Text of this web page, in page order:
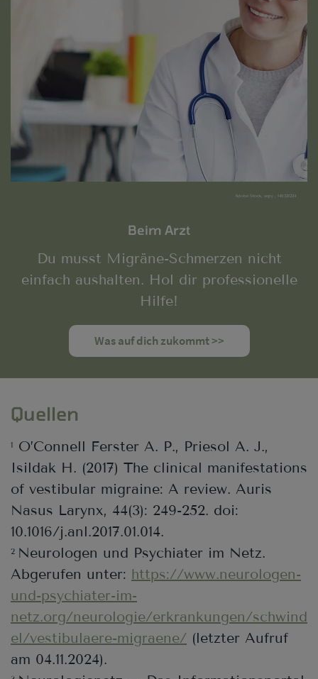
Adobe Stock, sepy , 140321224
Beim Arzt
Du musst Migräne-Schmerzen nicht
einfach aushalten. Hol dir professionelle
Hilfe!
Was auf dich zukommt >>
Quellen
1
O’Connell Ferster A. P., Priesol A. J.,
Isildak H. (2017) The clinical manifestations
of vestibular migraine: A review. Auris
Nasus Larynx, 44(3): 249-252. doi:
10.1016/j.anl.2017.01.014.
2 Neurologen und Psychiater im Netz.
Abgerufen unter: https://www.neurologen-
und-psychiater-im-
netz.org/neurologie/erkrankungen/schwind
el/vestibulaere-migraene/ (letzter Aufruf
am 04.11.2024).